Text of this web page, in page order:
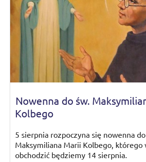
Nowenna do św.
Kolbego
5 sierpnia rozpoczyna się nowenna do
Maksymiliana Marii Kolbego, którego
obchodzić będziemy 14 sierpnia.